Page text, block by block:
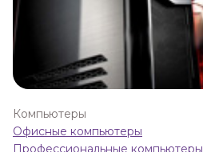
Компьютеры
Офисные компьютеры